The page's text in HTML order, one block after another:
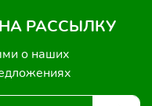
РАССЫЛКУ
о наших